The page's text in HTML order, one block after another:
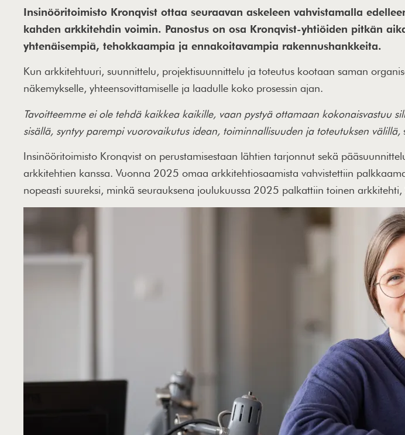
Insinööritoimisto Kronqvist ottaa seuraavan askeleen vahvistamalla
kahden arkkitehdin voimin. Panostus on osa Kronqvist-yhtiöiden pitkän
yhtenäisempiä, tehokkaampia ja ennakoitavampia rakennushankkeita.
Kun arkkitehtuuri, suunnittelu, projektisuunnittelu ja toteutus kootaan saman
näkemykselle, yhteensovittamiselle ja laadulle koko prosessin ajan.
Tavoitteemme ei ole tehdä kaikkea kaikille, vaan pystyä ottamaan kokonaisvastuu
sisällä, syntyy parempi vuorovaikutus idean, toiminnallisuuden ja toteutuksen välillä,
Insinööritoimisto Kronqvist on perustamisestaan lähtien tarjonnut sekä
arkkitehtien kanssa. Vuonna 2025 omaa arkkitehtiosaamista vahvistettiin
nopeasti suureksi, minkä seurauksena joulukuussa 2025 palkattiin toinen